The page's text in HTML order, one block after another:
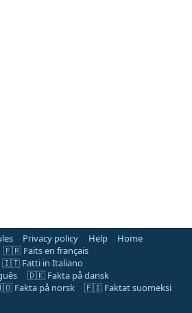
Privacy policy Help
Home
🇫🇷 Faits en français
🇮🇹 Fatti in Italiano
🇩🇰 Fakta på dansk
Fakta på norsk
🇫🇮 Faktat suomeksi